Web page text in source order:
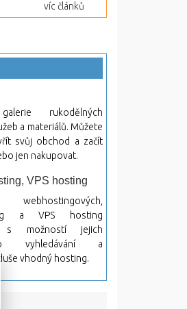
víc článků
rukodělných
a materiálů. Můžete
svůj obchod a začít
jen nakupovat.
VPS hosting
a VPS hosting
s možností jejich
vyhledávání a
vhodný hosting.